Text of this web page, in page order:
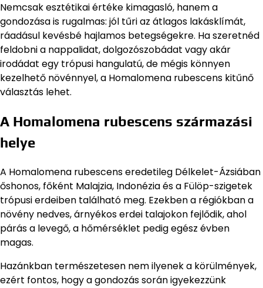
Nemcsak esztétikai értéke kimagasló, hanem a
gondozása is rugalmas: jól tűri az átlagos lakásklímát,
ráadásul kevésbé hajlamos betegségekre. Ha szeretnéd
feldobni a nappalidat, dolgozószobádat vagy akár
irodádat egy trópusi hangulatú, de mégis könnyen
kezelhető növénnyel, a Homalomena rubescens kitűnő
választás lehet.
A Homalomena rubescens származási
helye
A Homalomena rubescens eredetileg Délkelet-Ázsiában
őshonos, főként Malajzia, Indonézia és a Fülöp-szigetek
trópusi erdeiben található meg. Ezekben a régiókban a
növény nedves, árnyékos erdei talajokon fejlődik, ahol
párás a levegő, a hőmérséklet pedig egész évben
magas.
Hazánkban természetesen nem ilyenek a körülmények,
ezért fontos, hogy a gondozás során igyekezzünk